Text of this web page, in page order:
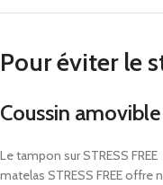
Pour éviter le
Coussin
Le tampon sur STRESS
matelas STRESS FREE